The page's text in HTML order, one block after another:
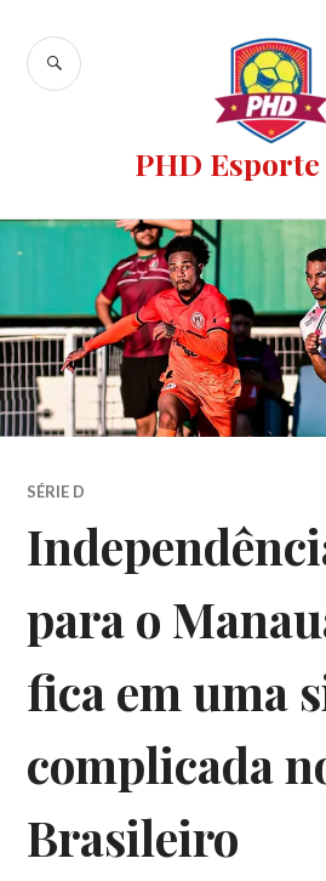
PHD
SÉRIE D
para o
fica em uma
complicada
Brasileiro